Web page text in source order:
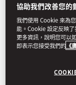
師為賓
的護理
摩、重
程，還
協助我們改善您的
我們使用 Cookie 來為
能。Cookie 設定反映
更多資訊，說明您可以
即表示您接受我們的 《